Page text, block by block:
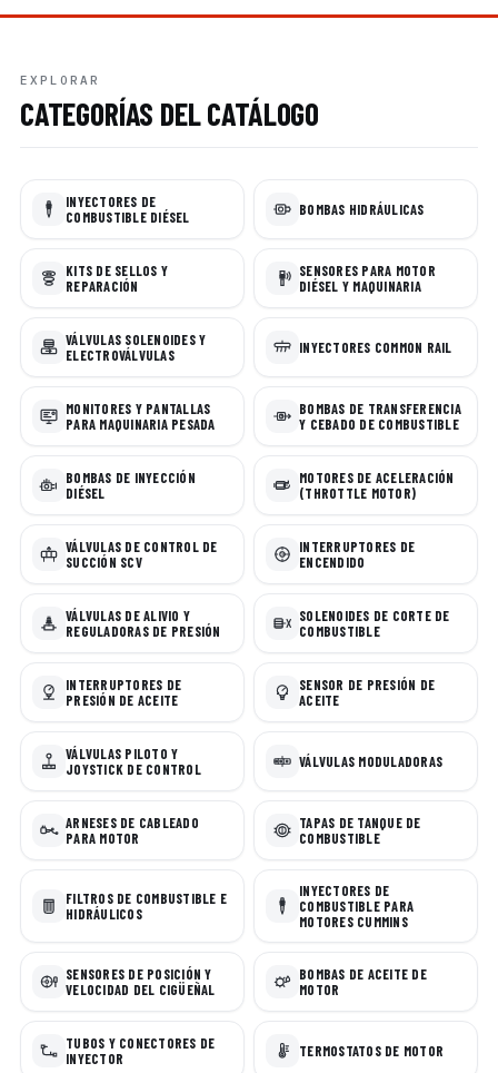
EXPLORAR
CATEGORÍAS DEL CATÁLOGO
INYECTORES DE
COMBUSTIBLE DIÉSEL
BOMBAS HIDRÁULICAS
KITS DE SELLOS Y
REPARACIÓN
SENSORES PARA MOTOR
DIÉSEL Y MAQUINARIA
VÁLVULAS SOLENOIDES Y
ELECTROVÁLVULAS
INYECTORES COMMON RAIL
MONITORES Y PANTALLAS
PARA MAQUINARIA PESADA
BOMBAS DE TRANSFERENCIA
Y CEBADO DE COMBUSTIBLE
BOMBAS DE INYECCIÓN
DIÉSEL
MOTORES DE ACELERACIÓN
(THROTTLE MOTOR)
VÁLVULAS DE CONTROL DE
SUCCIÓN SCV
INTERRUPTORES DE
ENCENDIDO
VÁLVULAS DE ALIVIO Y
REGULADORAS DE PRESIÓN
SOLENOIDES DE CORTE DE
COMBUSTIBLE
INTERRUPTORES DE
PRESIÓN DE ACEITE
SENSOR DE PRESIÓN DE
ACEITE
VÁLVULAS PILOTO Y
JOYSTICK DE CONTROL
VÁLVULAS MODULADORAS
ARNESES DE CABLEADO
PARA MOTOR
TAPAS DE TANQUE DE
COMBUSTIBLE
FILTROS DE COMBUSTIBLE E
HIDRÁULICOS
INYECTORES DE
COMBUSTIBLE PARA
MOTORES CUMMINS
SENSORES DE POSICIÓN Y
VELOCIDAD DEL CIGÜEÑAL
BOMBAS DE ACEITE DE
MOTOR
TUBOS Y CONECTORES DE
INYECTOR
TERMOSTATOS DE MOTOR